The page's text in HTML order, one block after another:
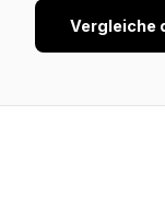
Vergleiche